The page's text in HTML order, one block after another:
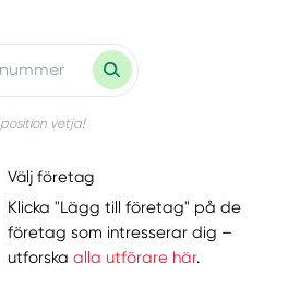
vetja!
Välj företag
Klicka "Lägg till företag" på de
företag som intresserar dig –
utforskaalla utförare här.